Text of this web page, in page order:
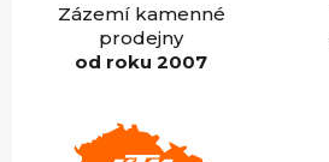
Zázemí kamenné
prodejny
od roku 2007